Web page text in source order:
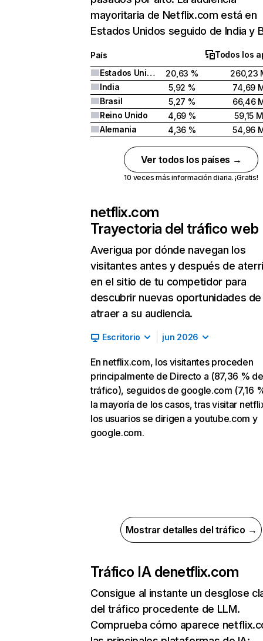
mayoritaria de Netflix.com está en
Estados Unidos seguido de India y
País
Todos los
Estados Unidos
20,63 %
260,23
India
5,92 %
74,69
Brasil
5,27 %
66,46
Reino Unido
4,69 %
59,15 M
Alemania
4,36 % 54,96
Ver todos los países →
10 veces más información diaria. ¡Gratis!
netflix.com
Trayectoria del tráfico web
Averigua por dónde navegan los
visitantes antes y después de
en el sitio de tu competidor para
descubrir nuevas oportunidades de
atraer a su audiencia.
Escritorio jun 2026
En netflix.com, los visitantes proceden
principalmente de Directo a (87,36 % de
tráfico), seguidos de google.com (7,16
la mayoría de los casos, tras visitar
los usuarios se dirigen a youtube.com y
google.com.
Mostrar detalles del tráfico →
Tráfico IA denetflix.com
Consigue al instante un desglose
del tráfico procedente de LLM.
Comprueba cómo aparece